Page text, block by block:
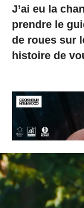
J’ai eu la
prendre le
de roues sur
histoire de